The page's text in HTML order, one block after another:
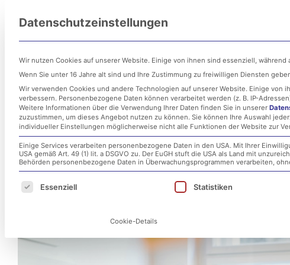
Inhalt
springen
Schwerwiegende
Datenschutzeinstellungen
Wir nutzen Cookies auf unserer Website. Einige von ihnen sind essenziell,
Wenn Sie unter 16 Jahre alt sind und Ihre Zustimmung zu freiwilligen Diensten
Wir verwenden Cookies und andere Technologien auf unserer Website. Einige
verbessern. Personenbezogene Daten können verarbeitet werden (z. B. IP-
Weitere Informationen über die Verwendung Ihrer Daten finden Sie in unserer
zuzustimmen, um dieses Angebot nutzen zu können. Sie können Ihre Auswahl
individueller Einstellungen möglicherweise nicht alle Funktionen der Website zur
Einige Services verarbeiten personenbezogene Daten in den USA. Mit Ihrer
USA gemäß Art. 49 (1) lit. a DSGVO zu. Der EuGH stuft die USA als Land mit
Behörden personenbezogene Daten in Überwachungsprogrammen verarbeiten,
Es folgt eine Liste der Service-Gruppen, für die
Essenziell Statistiken
Cookie-Details